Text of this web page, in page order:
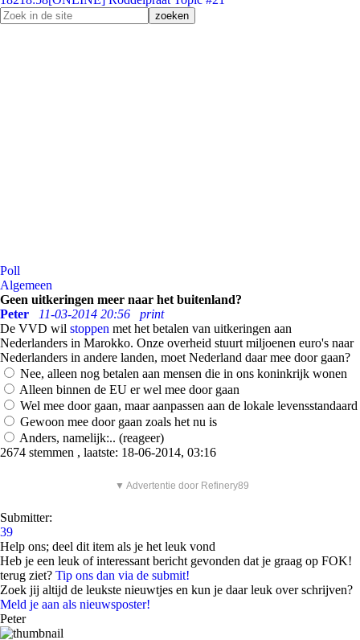
Poll
Algemeen
Geen uitkeringen meer naar het buitenland?
Peter
11-03-2014 20:56
print
De VVD wil stoppen met het betalen van uitkeringen aan
Nederlanders in Marokko. Onze overheid stuurt miljoenen euro's naar
Nederlanders in andere landen, moet Nederland daar mee door gaan?
Nee, alleen nog betalen aan mensen die in ons koninkrijk wonen
Alleen binnen de EU er wel mee door gaan
Wel mee door gaan, maar aanpassen aan de lokale levensstandaard
Gewoon mee door gaan zoals het nu is
Anders, namelijk:.. (reageer)
2674 stemmen , laatste: 18-06-2014, 03:16
▼ Advertentie door Refinery89
Submitter:
39
Help ons; deel dit item als je het leuk vond
Heb je een leuk of interessant bericht gevonden dat je graag op FOK!
terug ziet? Tip ons dan via de submit!
Zoek jij altijd de leukste nieuwtjes en kun je daar leuk over schrijven?
Meld je aan als nieuwsposter!
Peter